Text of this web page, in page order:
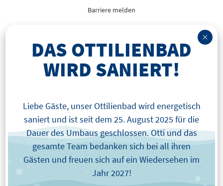
Barriere melden
DAS OTTILIENBAD
WIRD SANIERT!
Liebe Gäste, unser Ottilienbad wird energetisch
saniert und ist seit dem 25. August 2025 für die
Dauer des Umbaus geschlossen. Otti und das
gesamte Team bedanken sich bei all ihren
Gästen und freuen sich auf ein Wiedersehen im
Jahr 2027!